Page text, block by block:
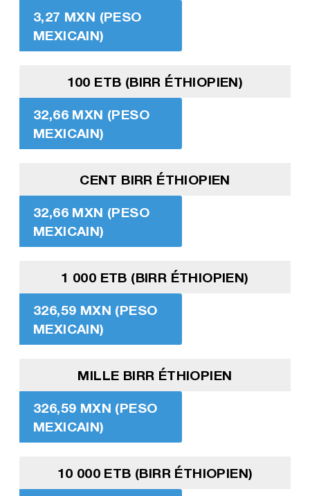
3,27 MXN (PESO
MEXICAIN)
100 ETB (BIRR ÉTHIOPIEN)
32,66 MXN (PESO
MEXICAIN)
CENT BIRR ÉTHIOPIEN
32,66 MXN (PESO
MEXICAIN)
1 000 ETB (BIRR ÉTHIOPIEN)
326,59 MXN (PESO
MEXICAIN)
MILLE BIRR ÉTHIOPIEN
326,59 MXN (PESO
MEXICAIN)
10 000 ETB (BIRR ÉTHIOPIEN)